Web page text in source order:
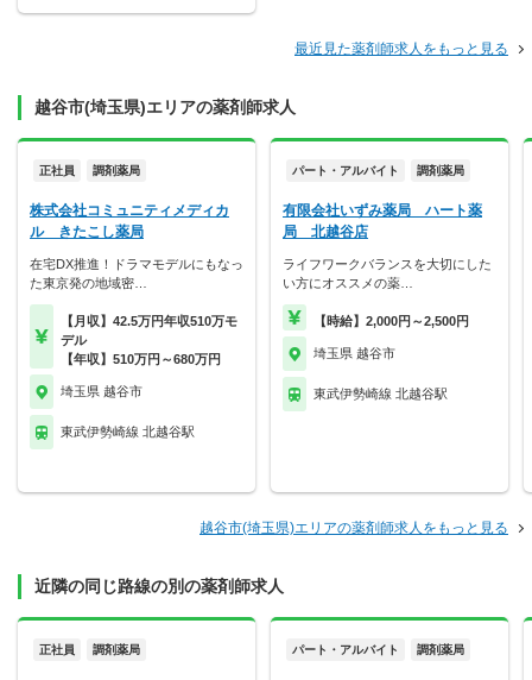
最近見た薬剤師求人をもっと見る
越谷市(埼玉県)エリアの薬剤師求人
正社員 調剤薬局
株式会社コミュニティメディカ
ル きたこし薬局
在宅DX推進！ドラマモデルにもなっ
た東京発の地域密…
【月収】42.5万円年収510万モ
デル
【年収】510万円～680万円
埼玉県 越谷市
東武伊勢崎線 北越谷駅
パート・アルバイト 調剤薬局
有限会社いずみ薬局 ハート薬
局 北越谷店
ライフワークバランスを大切にした
い方にオススメの薬…
【時給】2,000円～2,500円
埼玉県 越谷市
東武伊勢崎線 北越谷駅
越谷市(埼玉県)エリアの薬剤師求人をもっと見る
近隣の同じ路線の別の薬剤師求人
正社員 調剤薬局 パート・アルバイト 調剤薬局